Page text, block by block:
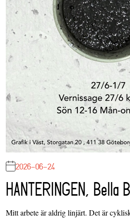
2026-06-24
HANTERINGEN, Bella
Mitt arbete är aldrig linjärt. Det är